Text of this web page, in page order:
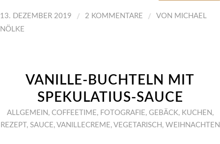
13. DEZEMBER 2019 / 2 KOMMENTARE / VON MICHAEL
NÖLKE
VANILLE-BUCHTELN MIT
SPEKULATIUS-SAUCE
ALLGEMEIN , COFFEETIME, FOTOGRAFIE, GEBÄCK, KUCHEN ,
REZEPT, SAUCE, VANILLECREME, VEGETARISCH , WEIHNACHTEN